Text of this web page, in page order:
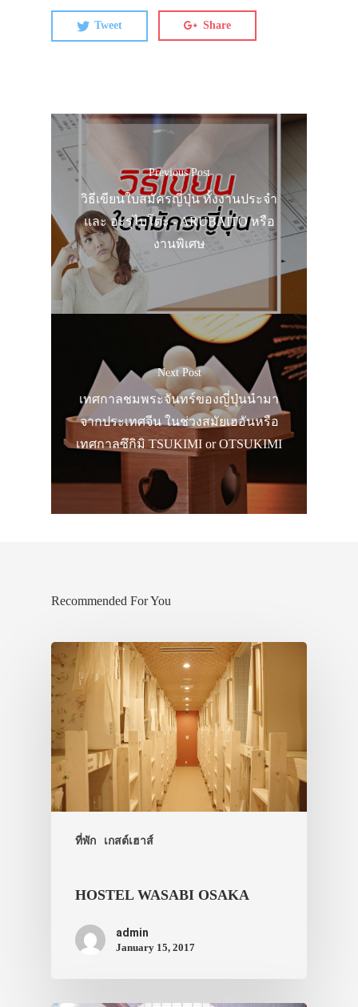
Tweet Share
Previous Post
วิธีเขียนใบสมัครญี่ปุ่น ทั้งงานประจำ
และ อะรุไบโตะ - ARUBAITO หรือ
งานพิเศษ
Next Post
เทศกาลชมพระจันทร์ของญี่ปุ่นนำมา
จากประเทศจีน ในช่วงสมัยเฮอันหรือ
เทศกาลซึกิมิ TSUKIMI or OTSUKIMI
Recommended For You
ที่พัก เกสต์เฮาส์
HOSTEL WASABI OSAKA
admin
January 15, 2017